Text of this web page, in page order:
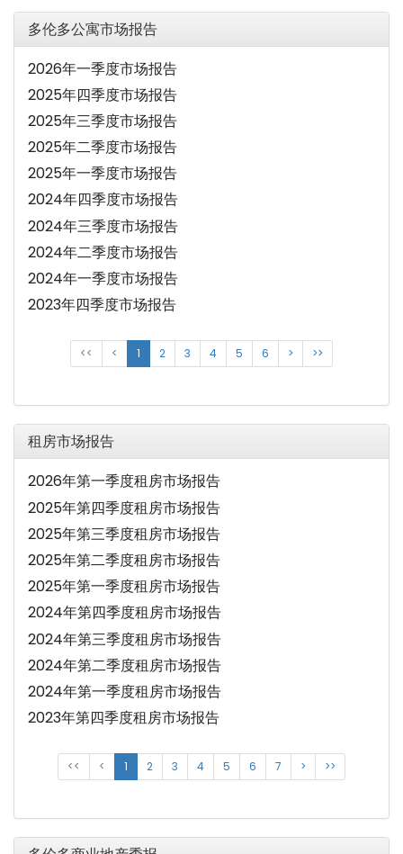
多伦多公寓市场报告
2026年一季度市场报告
2025年四季度市场报告
2025年三季度市场报告
2025年二季度市场报告
2025年一季度市场报告
2024年四季度市场报告
2024年三季度市场报告
2024年二季度市场报告
2024年一季度市场报告
2023年四季度市场报告
<< < 1 2 3 4 5 6 > >>
租房市场报告
2026年第一季度租房市场报告
2025年第四季度租房市场报告
2025年第三季度租房市场报告
2025年第二季度租房市场报告
2025年第一季度租房市场报告
2024年第四季度租房市场报告
2024年第三季度租房市场报告
2024年第二季度租房市场报告
2024年第一季度租房市场报告
2023年第四季度租房市场报告
<< < 1 2 3 4 5 6 7 > >>